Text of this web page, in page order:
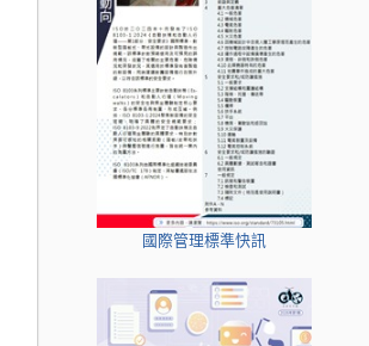
國際管理標準快訊